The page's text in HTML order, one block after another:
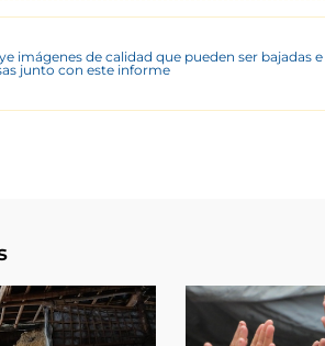
imágenes de calidad que pueden ser bajadas
junto con este informe